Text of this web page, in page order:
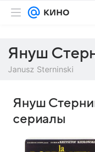
Януш
Janusz Sterninski
Януш
сериалы